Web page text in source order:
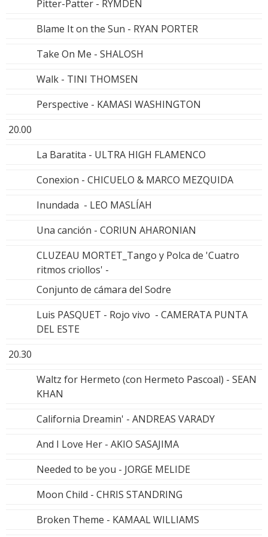
Pitter-Patter - RYMDEN
Blame It on the Sun - RYAN PORTER
Take On Me - SHALOSH
Walk - TINI THOMSEN
Perspective - KAMASI WASHINGTON
20.00
La Baratita - ULTRA HIGH FLAMENCO
Conexion - CHICUELO & MARCO MEZQUIDA
Inundada - LEO MASLÍAH
Una canción - CORIUN AHARONIAN
CLUZEAU MORTET_Tango y Polca de 'Cuatro
ritmos criollos' -
Conjunto de cámara del Sodre
Luis PASQUET - Rojo vivo - CAMERATA PUNTA
DEL ESTE
20.30
Waltz for Hermeto (con Hermeto Pascoal) - SEAN
KHAN
California Dreamin' - ANDREAS VARADY
And I Love Her - AKIO SASAJIMA
Needed to be you - JORGE MELIDE
Moon Child - CHRIS STANDRING
Broken Theme - KAMAAL WILLIAMS